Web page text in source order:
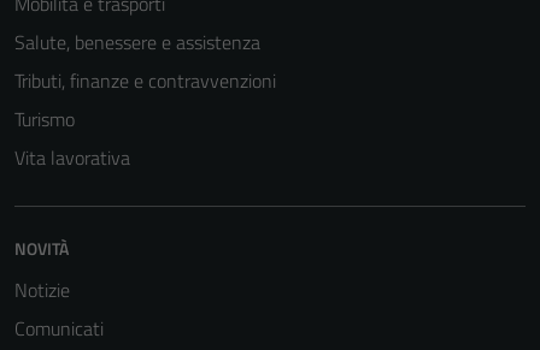
Salute, benessere e assistenza
Tributi, finanze e contravvenzioni
Turismo
Vita lavorativa
NOVITÀ
Notizie
Comunicati